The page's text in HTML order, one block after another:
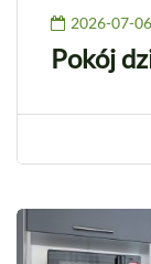
2026-07-06
Pokój